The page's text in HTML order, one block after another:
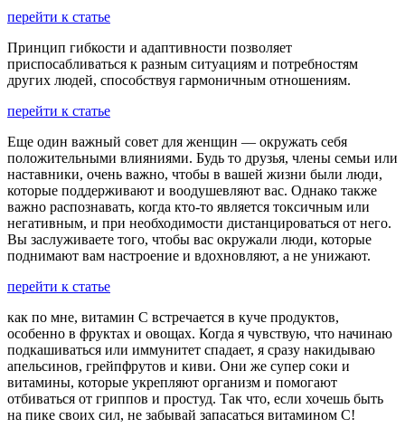
перейти к статье
Принцип гибкости и адаптивности позволяет
приспосабливаться к разным ситуациям и потребностям
других людей, способствуя гармоничным отношениям.
перейти к статье
Еще один важный совет для женщин — окружать себя
положительными влияниями. Будь то друзья, члены семьи или
наставники, очень важно, чтобы в вашей жизни были люди,
которые поддерживают и воодушевляют вас. Однако также
важно распознавать, когда кто-то является токсичным или
негативным, и при необходимости дистанцироваться от него.
Вы заслуживаете того, чтобы вас окружали люди, которые
поднимают вам настроение и вдохновляют, а не унижают.
перейти к статье
как по мне, витамин С встречается в куче продуктов,
особенно в фруктах и овощах. Когда я чувствую, что начинаю
подкашиваться или иммунитет спадает, я сразу накидываю
апельсинов, грейпфрутов и киви. Они же супер соки и
витамины, которые укрепляют организм и помогают
отбиваться от гриппов и простуд. Так что, если хочешь быть
на пике своих сил, не забывай запасаться витамином С!